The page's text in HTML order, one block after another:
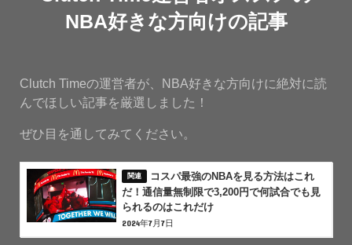
NBA好きな方向けの記事
Clutch Timeの運営者が、NBA好きな方向けに絶対に読
んでほしい記事を厳選しました！
ぜひ目を通してみてください。
コスパ最強のNBAを見る方法はこれ
だ！通信量無制限で3,200円で何試合でも見
られるのはこれだけ
2024年7月7日